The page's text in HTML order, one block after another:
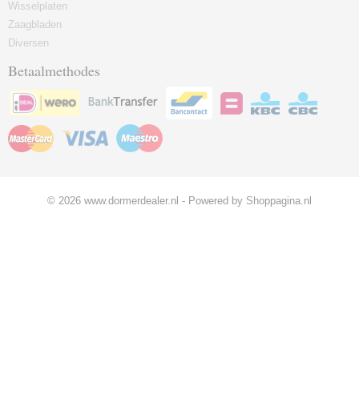
Wisselplaten
Zaagbladen
Diversen
Betaalmethodes
© 2026 www.dormerdealer.nl - Powered by Shoppagina.nl